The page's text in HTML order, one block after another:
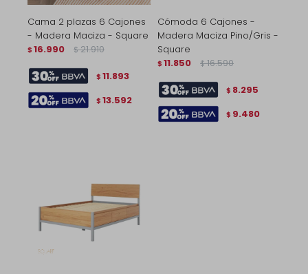
Cama 2 plazas 6 Cajones
- Madera Maciza - Square
$ 16.990 $ 21.910
$ 11.893
$ 13.592
Cómoda 6 Cajones -
Madera Maciza Pino/Gris -
Square
$ 11.850 $ 16.590
$ 8.295
$ 9.480